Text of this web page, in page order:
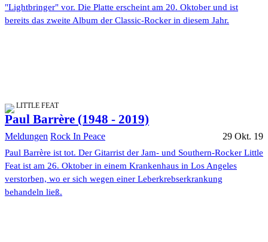
"Lightbringer" vor. Die Platte erscheint am 20. Oktober und ist
bereits das zweite Album der Classic-Rocker in diesem Jahr.
LITTLE FEAT
Paul Barrère (1948 - 2019)
Meldungen Rock In Peace 29 Okt. 19
Paul Barrère ist tot. Der Gitarrist der Jam- und Southern-Rocker Little
Feat ist am 26. Oktober in einem Krankenhaus in Los Angeles
verstorben, wo er sich wegen einer Leberkrebserkrankung
behandeln ließ.